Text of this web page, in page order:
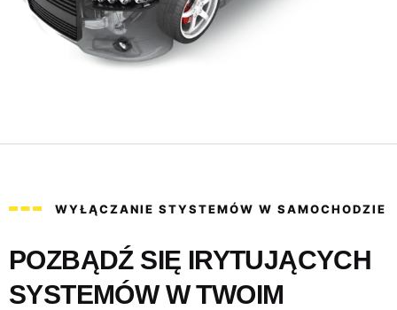
WYŁĄCZANIE STYSTEMÓW W SAMOCHODZIE
POZBĄDŹ SIĘ IRYTUJĄCYCH
SYSTEMÓW W TWOIM